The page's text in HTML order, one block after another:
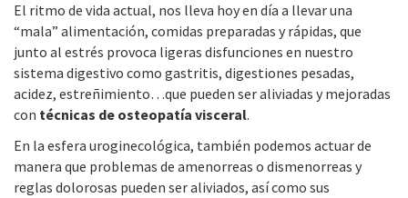
El ritmo de vida actual, nos lleva hoy en día a llevar una
“mala” alimentación, comidas preparadas y rápidas, que
junto al estrés provoca ligeras disfunciones en nuestro
sistema digestivo como gastritis, digestiones pesadas,
acidez, estreñimiento…que pueden ser aliviadas y mejoradas
con técnicas de osteopatía visceral.
En la esfera uroginecológica, también podemos actuar de
manera que problemas de amenorreas o dismenorreas y
reglas dolorosas pueden ser aliviados, así como sus